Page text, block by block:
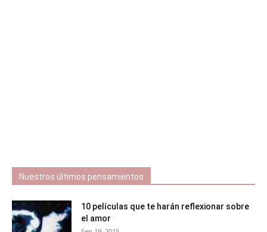
Nuestros últimos pensamientos
10 películas que te harán reflexionar sobre
el amor